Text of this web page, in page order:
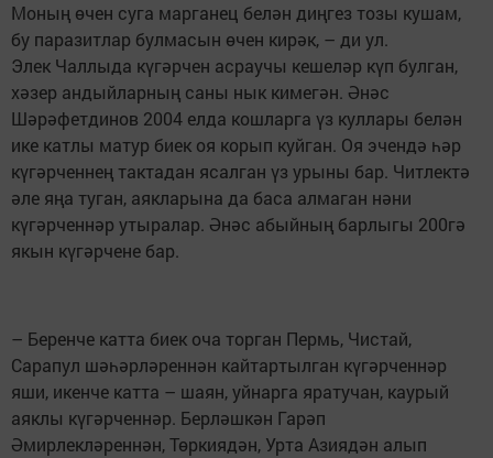
Моның өчен суга марганец белән диңгез тозы кушам,
бу паразитлар булмасын өчен кирәк, – ди ул.
Элек Чаллыда күгәрчен асраучы кешеләр күп булган,
хәзер андыйларның саны нык кимегән. Әнәс
Шәрәфетдинов 2004 елда кошларга үз куллары белән
ике катлы матур биек оя корып куйган. Оя эчендә һәр
күгәрченнең тактадан ясалган үз урыны бар. Читлектә
әле яңа туган, аякларына да баса алмаган нәни
күгәрченнәр утыралар. Әнәс абыйның барлыгы 200гә
якын күгәрчене бар.
– Беренче катта биек оча торган Пермь, Чистай,
Сарапул шәһәрләреннән кайтартылган күгәрченнәр
яши, икенче катта – шаян, уйнарга яратучан, каурый
аяклы күгәрченнәр. Берләшкән Гарәп
Әмирлекләреннән, Төркиядән, Урта Азиядән алып